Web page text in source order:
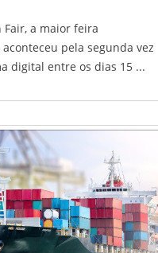
Fair, a maior feira
pela segunda vez
digital entre os dias 15 ...